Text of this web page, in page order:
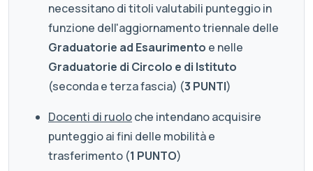
necessitano di titoli valutabili punteggio in
funzione dell'aggiornamento triennale delle
Graduatorie ad Esaurimento e nelle
Graduatorie di Circolo e di Istituto
(seconda e terza fascia) (3 PUNTI)
Docenti di ruoloche intendano acquisire
punteggio ai fini delle mobilità e
trasferimento (1 PUNTO)